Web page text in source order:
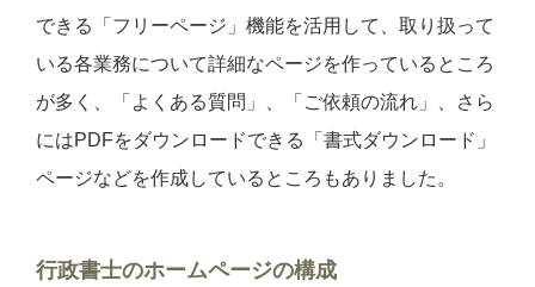
できる「フリーページ」機能を活用して、取り扱って
いる各業務について詳細なページを作っているところ
が多く、「よくある質問」、「ご依頼の流れ」、さら
にはPDFをダウンロードできる「書式ダウンロード」
ページなどを作成しているところもありました。
行政書士のホームページの構成